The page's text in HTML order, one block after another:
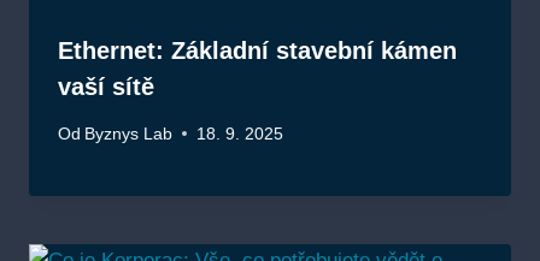
Ethernet: Základní stavební kámen
vaší sítě
Od Byznys Lab 18. 9. 2025